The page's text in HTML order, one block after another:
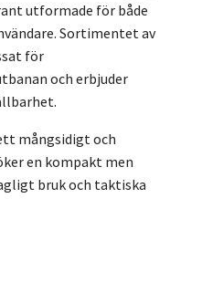
utformade för både
Sortimentet av
för
och erbjuder
mångsidigt och
en kompakt men
bruk och taktiska